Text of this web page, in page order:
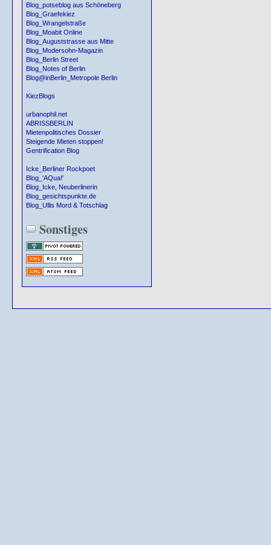
Blog_potseblog aus Schöneberg
Blog_Graefekiez
Blog_Wrangelstraße
Blog_Moabit Online
Blog_Auguststrasse aus Mitte
Blog_Modersohn-Magazin
Blog_Berlin Street
Blog_Notes of Berlin
Blog@inBerlin_Metropole Berlin
KiezBlogs
urbanophil.net
ABRISSBERLIN
Mietenpolitisches Dossier
Steigende Mieten stoppen!
Gentrification Blog
Icke_Berliner Rockpoet
Blog_'AQua!'
Blog_Icke, Neuberlinerin
Blog_gesichtspunkte.de
Blog_Ullis Mord & Totschlag
Sonstiges